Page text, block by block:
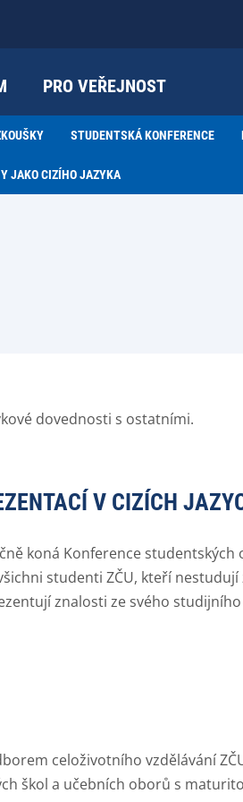
PRO VEŘEJNOST
STUDENTSKÁ KONFERENCE
JAKO CIZÍHO JAZYKA
dovednosti s ostatními.
V CIZÍCH
koná Konference
studenti ZČU, kteří
znalosti ze svého
celoživotního vzdělávání
škol a učebních oborů s